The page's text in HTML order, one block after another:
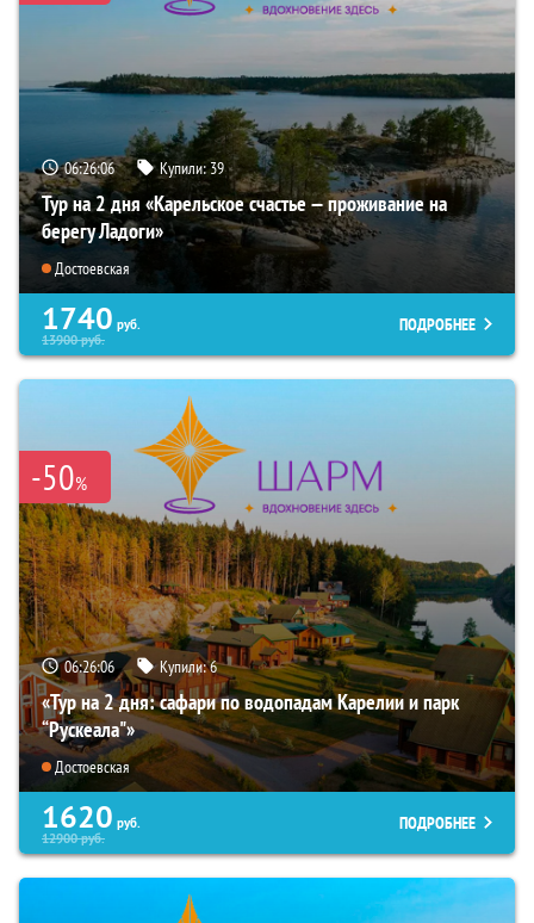
06:26:05 Купили:39
Тур на 2 дня «Карельское счастье — проживание на
берегу Ладоги»
Достоевская
1740 руб.
13900руб.
ПОДРОБНЕЕ
-50%
06:26:05 Купили:6
«Тур на 2 дня: сафари по водопадам Карелии и парк
“Рускеала"»
Достоевская
1620 руб.
12900руб.
ПОДРОБНЕЕ